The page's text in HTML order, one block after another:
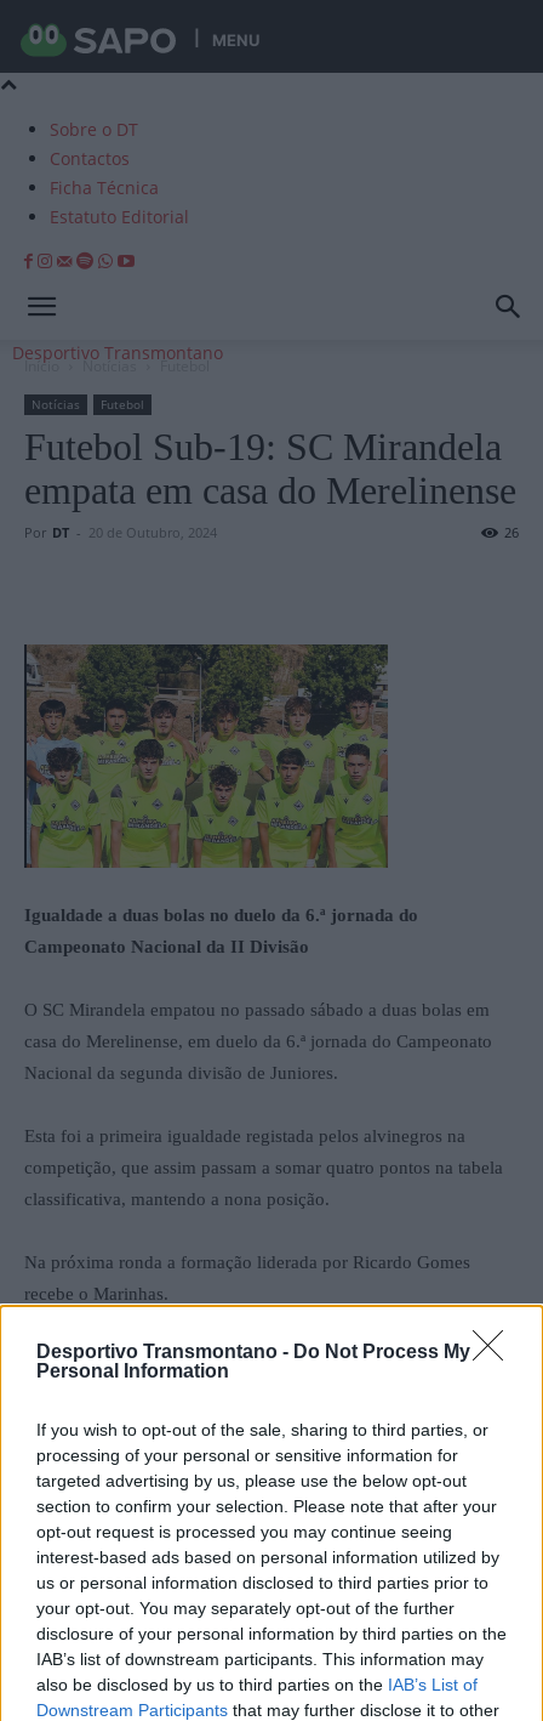
Desportivo Transmontano - Do Not Process My
Personal Information
If you wish to opt-out of the sale, sharing to third parties, or
processing of your personal or sensitive information for
targeted advertising by us, please use the below opt-out
section to confirm your selection. Please note that after your
opt-out request is processed you may continue seeing
interest-based ads based on personal information utilized by
us or personal information disclosed to third parties prior to
your opt-out. You may separately opt-out of the further
disclosure of your personal information by third parties on the
IAB’s list of downstream participants. This information may
also be disclosed by us to third parties on the IAB’s List of
Downstream Participants that may further disclose it to other
MENU
Sobre o DT
Contactos
Ficha Técnica
Estatuto Editorial
Desportivo Transmontano
Início Notícias Futebol
Notícias Futebol
Futebol Sub-19: SC Mirandela
empata em casa do Merelinense
Por DT - 20 de Outubro, 2024 26
Igualdade a duas bolas no duelo da 6.ª jornada do
Campeonato Nacional da II Divisão
O SC Mirandela empatou no passado sábado a duas bolas em
casa do Merelinense, em duelo da 6.ª jornada do Campeonato
Nacional da segunda divisão de Juniores.
Esta foi a primeira igualdade registada pelos alvinegros na
competição, que assim passam a somar quatro pontos na tabela
classificativa, mantendo a nona posição.
Na próxima ronda a formação liderada por Ricardo Gomes
recebe o Marinhas.
Por Francisco Mendes
Artigo anterior
Ténis de Mesa: CTM Mirandela
defronta V. Guimarães na
segunda eliminatória da Taça
Mirandelense Rui Borges
segue para a quarta
eliminatória da Taça de